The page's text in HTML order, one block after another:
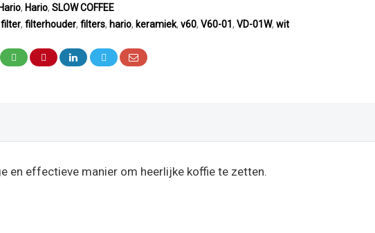
Hario, Hario, SLOW COFFEE
filter, filterhouder, filters, hario, keramiek, v60, V60-01 , VD-01W, wit
en effectieve manier om heerlijke koffie te zetten.